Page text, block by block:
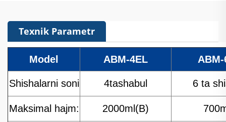
Texnik Parametr
Model ABM-4EL ABM-
Shishalarni soni 4tashabul 6 ta
Maksimal hajm: 2000ml(B)